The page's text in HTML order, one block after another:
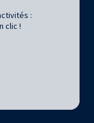
:
clic !